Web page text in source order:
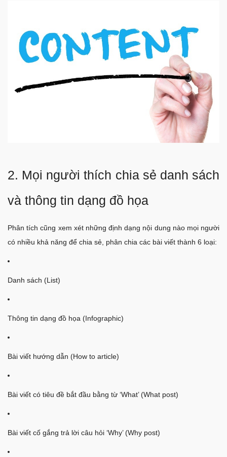
2. Mọi người thích chia sẻ danh sách
và thông tin dạng đồ họa
Phân tích cũng xem xét những định dạng nội dung nào mọi người
có nhiều khả năng để chia sẻ, phân chia các bài viết thành 6 loại:
Danh sách (List)
Thông tin dạng đồ họa (Infographic)
Bài viết hướng dẫn (How to article)
Bài viết có tiêu đề bắt đầu bằng từ ‘What’ (What post)
Bài viết cố gắng trả lời câu hỏi ‘Why’ (Why post)